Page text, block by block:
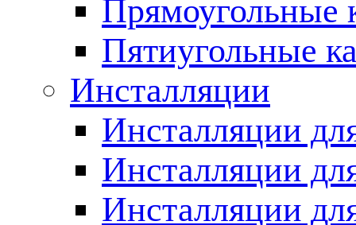
Прямоугольные
Пятиугольные
Инсталляции
Инсталляции
Инсталляции
Инсталляции